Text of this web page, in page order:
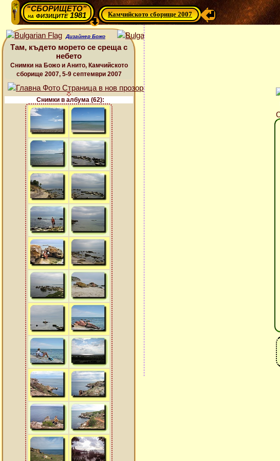
“СБОРИЩЕТО”
нафизиците 1981 Камчийското сборище 2007
Дизайнер Божо
Там, където морето се среща с
небето
Снимки на Божо и Анито, Камчийското
сборище 2007, 5-9 септември 2007
Снимки в албума (62):